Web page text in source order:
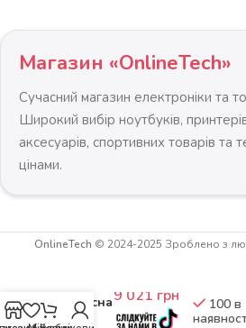
Магазин «OnlineTech»
Сучасний магазин електроніки та
Широкий вибір ноутбуків,
аксесуарів, спортивних товарів та
цінами.
OnlineTech © 2024-2025 Зроблено з
підвісна
35 см
9 021 грн
100 в